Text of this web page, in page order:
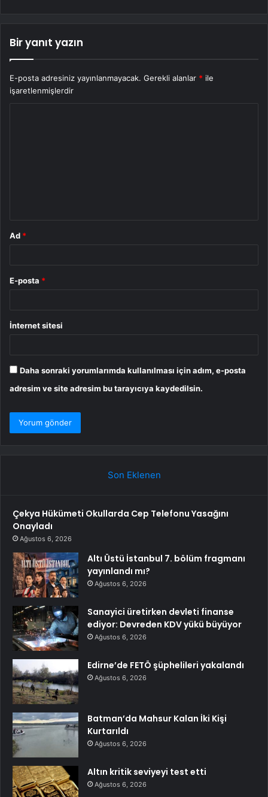
Bir yanıt yazın
E-posta adresiniz yayınlanmayacak. Gerekli alanlar * ile
işaretlenmişlerdir
Ad *
E-posta *
İnternet sitesi
Daha sonraki yorumlarımda kullanılması için adım, e-posta
adresim ve site adresim bu tarayıcıya kaydedilsin.
Son Eklenen
Çekya Hükümeti Okullarda Cep Telefonu Yasağını
Onayladı
Ağustos 6, 2026
Altı Üstü İstanbul 7. bölüm fragmanı
yayınlandı mı?
Ağustos 6, 2026
Sanayici üretirken devleti finanse
ediyor: Devreden KDV yükü büyüyor
Ağustos 6, 2026
Edirne’de FETÖ şüphelileri yakalandı
Ağustos 6, 2026
Batman’da Mahsur Kalan İki Kişi
Kurtarıldı
Ağustos 6, 2026
Altın kritik seviyeyi test etti
Ağustos 6, 2026